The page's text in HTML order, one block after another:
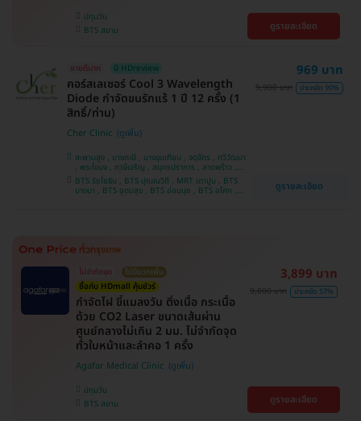
ปทุมวัน
BTS สยาม
ดูรายละเอียด
ขายดีมาก มี HDreview
คอร์สเลเซอร์ Cool 3 Wavelength
Diode กำจัดขนรักแร้ 1 ปี 12 ครั้ง (1
สิทธิ์/ท่าน)
Cher Clinic
สะพานสูง , บางกะปิ , บางขุนเทียน , จตุจักร , ทวีวัฒนา
, พระโขนง , ภาษีเจริญ , สมุทรปราการ , ลาดพร้าว ,
ประเวศ , บางซื่อ , บางนา , คันนายาว , ลาดกระบัง ,
ราชเทวี , คลองเตย , ปทุมวัน , บางแค
BTS รัชโยธิน , BTS ปุณณวิถี , MRT เตาปูน , BTS
บางนา , BTS อุดมสุข , BTS อ่อนนุช , BTS อโศก ,
969 บาท
9,900 บาท ประหยัด 90%
ดูรายละเอียด
ไม่จำกัดจุด
ไม่มีบวกเพิ่ม
ซื้อกับ HDmall คุ้มชัวร์
กำจัดไฝ ขี้แมลงวัน ติ่งเนื้อ กระเนื้อ
ด้วย CO2 Laser ขนาดเส้นผ่าน
ศูนย์กลางไม่เกิน 2 มม. ไม่จำกัดจุด
ทั่วใบหน้าและลำคอ 1 ครั้ง
Agafar Medical Clinic
ปทุมวัน
BTS สยาม
3,899 บาท
9,000 บาท ประหยัด 57%
ดูรายละเอียด